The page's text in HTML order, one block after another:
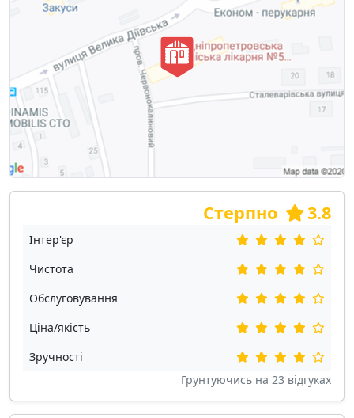
Стерпно 3.8
Інтер'єр
Чистота
Обслуговування
Ціна/якість
Зручності
Грунтуючись на 23 відгуках